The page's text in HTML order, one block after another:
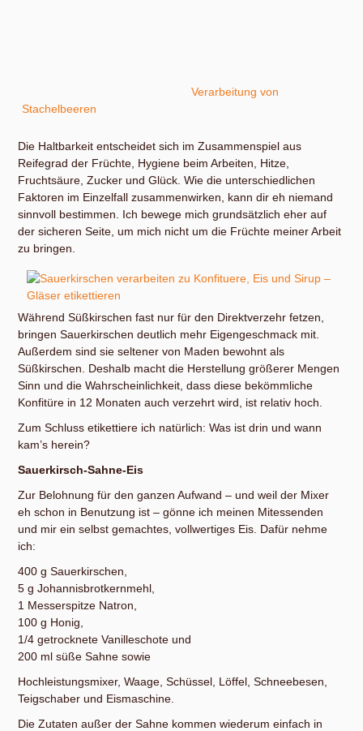
Deckeln äußere ich mich bei derVerarbeitung von
Stachelbeeren
Die Haltbarkeit entscheidet sich im Zusammenspiel aus
Reifegrad der Früchte, Hygiene beim Arbeiten, Hitze,
Fruchtsäure, Zucker und Glück. Wie die unterschiedlichen
Faktoren im Einzelfall zusammenwirken, kann dir eh niemand
sinnvoll bestimmen. Ich bewege mich grundsätzlich eher auf
der sicheren Seite, um mich nicht um die Früchte meiner Arbeit
zu bringen.
Während Süßkirschen fast nur für den Direktverzehr fetzen,
bringen Sauerkirschen deutlich mehr Eigengeschmack mit.
Außerdem sind sie seltener von Maden bewohnt als
Süßkirschen. Deshalb macht die Herstellung größerer Mengen
Sinn und die Wahrscheinlichkeit, dass diese bekömmliche
Konfitüre in 12 Monaten auch verzehrt wird, ist relativ hoch.
Zum Schluss etikettiere ich natürlich: Was ist drin und wann
kam’s herein?
Sauerkirsch-Sahne-Eis
Zur Belohnung für den ganzen Aufwand – und weil der Mixer
eh schon in Benutzung ist – gönne ich meinen Mitessenden
und mir ein selbst gemachtes, vollwertiges Eis. Dafür nehme
ich:
400 g Sauerkirschen,
5 g Johannisbrotkernmehl,
1 Messerspitze Natron,
100 g Honig,
1/4 getrocknete Vanilleschote und
200 ml süße Sahne sowie
Hochleistungsmixer, Waage, Schüssel, Löffel, Schneebesen,
Teigschaber und Eismaschine.
Die Zutaten außer der Sahne kommen wiederum einfach in